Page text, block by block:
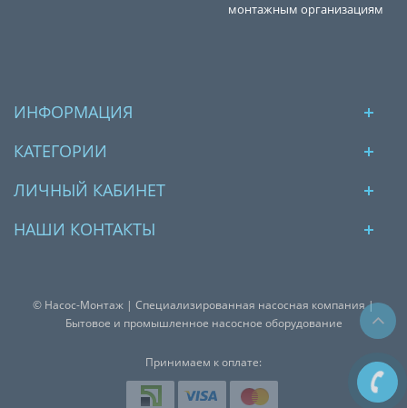
монтажным организациям
ИНФОРМАЦИЯ
КАТЕГОРИИ
ЛИЧНЫЙ КАБИНЕТ
НАШИ КОНТАКТЫ
© Насос-Монтаж | Специализированная насосная компания |
Бытовое и промышленное насосное оборудование
Принимаем к оплате: